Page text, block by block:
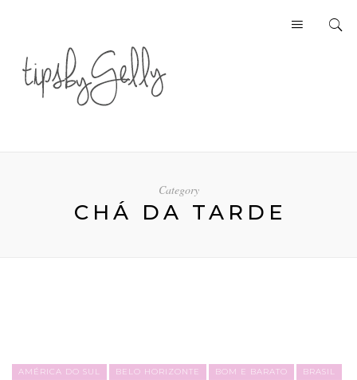
Category
CHÁ DA TARDE
AMÉRICA DO SUL BELO HORIZONTE BOM E BARATO BRASIL